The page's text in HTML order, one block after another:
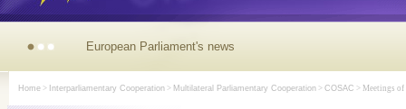
European
Parliament's
Home > Interparliamentary Cooperation > Multilateral Parliamentary Cooperation > COSAC > Meetings